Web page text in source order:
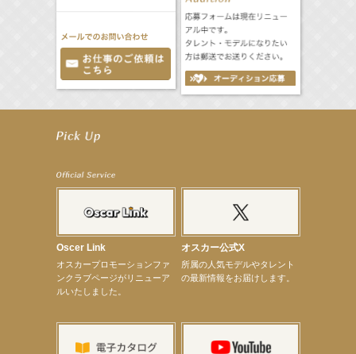
【昆虫ハンター牧田習】MARK IS 葛飾かなまち「キッズアライズ 昆虫ふしぎ発見隊」
【井頭愛海】『NEXCO西日本』TV-CM開始
【工藤綾乃】8月7日（金）スタート FOD SHORT『女優は毛穴まで嘘をつく』出演決定！
【笛木優子】8月13日（木）ドラマ『大空港〜GATE24〜』ゲスト出演決定！
【前川泰之】舞台「グレンギャリー・グレンロス」公演詳細解禁！
【elfin’】7thシングル『全世界』がFMたいはくでO.A.決定♪
【elfin’】7thシングル『全世界』がFM-UUでO.A.決定♪
【elfin’】8月16日（日）「全世界」発売記念イベント決定！
【elfin’】7thシングル『全世界』がFM TANABEでO.A.決定♪
【昆虫ハンター牧田習】宝塚市立手塚治虫記念館トークショー＆宝塚文化芸術センター昆虫展示イ
【井頭愛海】『小さなお葬式』TV-CM出演！
Oscer Link
オスカープロモーションファ
ンクラブページがリニューア
ルいたしました。
オスカー公式X
所属の人気モデルやタレント
の最新情報をお届けします。